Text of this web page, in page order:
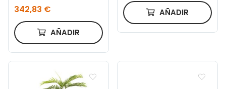
342,83 €
AÑADIR
AÑADIR